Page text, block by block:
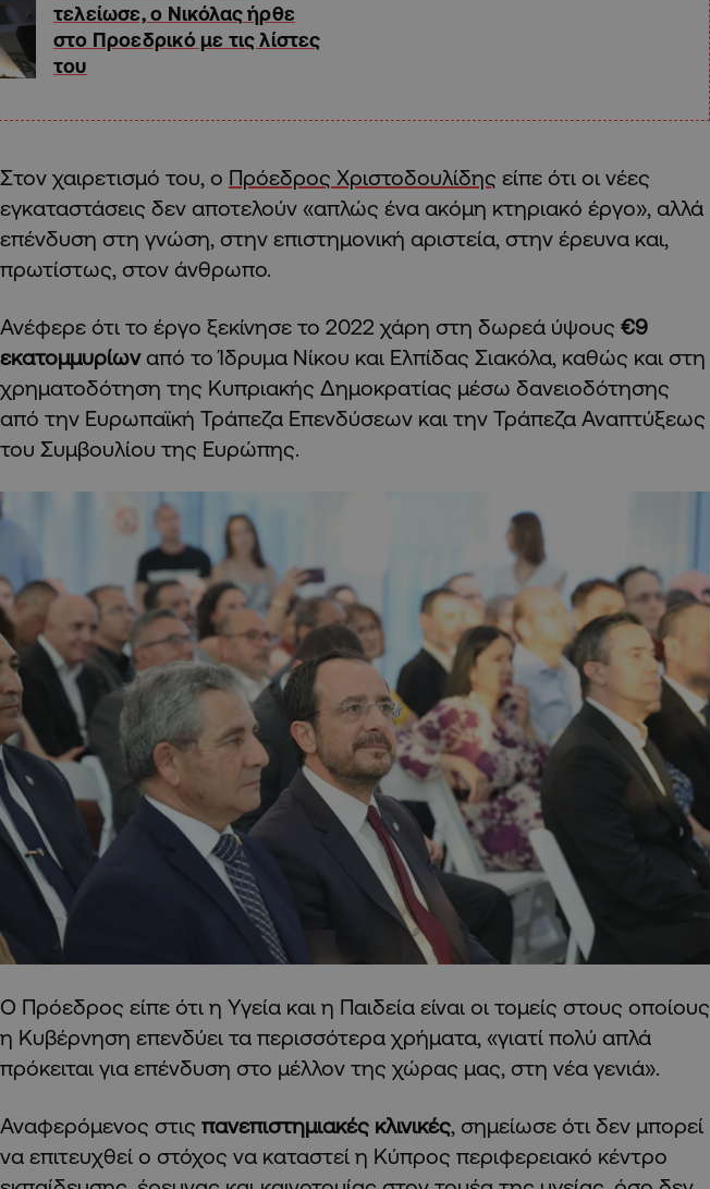
τελείωσε, ο Νικόλας ήρθε
στο Προεδρικό με τις λίστες
του
Στον χαιρετισμό του, ο Πρόεδρος Χριστοδουλίδης είπε ότι οι νέες
εγκαταστάσεις δεν αποτελούν «απλώς ένα ακόμη κτηριακό έργο», αλλά
επένδυση στη γνώση, στην επιστημονική αριστεία, στην έρευνα και,
πρωτίστως, στον άνθρωπο.
Ανέφερε ότι το έργο ξεκίνησε το 2022 χάρη στη δωρεά ύψους €9
εκατομμυρίωναπό το Ίδρυμα Νίκου και Ελπίδας Σιακόλα, καθώς και στη
χρηματοδότηση της Κυπριακής Δημοκρατίας μέσω δανειοδότησης
από την Ευρωπαϊκή Τράπεζα Επενδύσεων και την Τράπεζα Αναπτύξεως
του Συμβουλίου της Ευρώπης.
Ο Πρόεδρος είπε ότι η Υγεία και η Παιδεία είναι οι τομείς στους οποίους
η Κυβέρνηση επενδύει τα περισσότερα χρήματα, «γιατί πολύ απλά
πρόκειται για επένδυση στο μέλλον της χώρας μας, στη νέα γενιά».
Αναφερόμενος στις πανεπιστημιακές κλινικές, σημείωσε ότι δεν μπορεί
να επιτευχθεί ο στόχος να καταστεί η Κύπρος περιφερειακό κέντρο